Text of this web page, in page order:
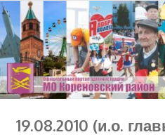
Перейти
к
содержимому
19.08.2010 (и.о.